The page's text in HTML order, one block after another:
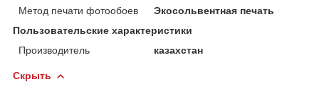
Метод печати фотообоев
Экосольвентная печать
Пользовательские характеристики
Производитель
казахстан
Скрыть